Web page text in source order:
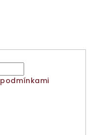
podmínkami